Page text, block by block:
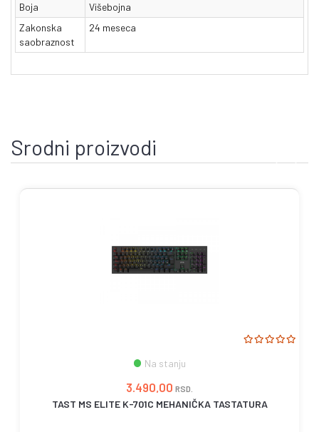
Boja
Višebojna
Zakonska
saobraznost
24 meseca
Srodni proizvodi
Na stanju
3.490,00 RSD.
TAST MS ELITE K-701C MEHANIČKA TASTATURA